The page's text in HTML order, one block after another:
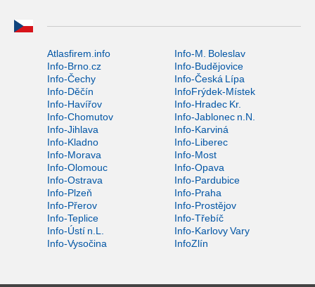
Atlasfirem.info
Info-M. Boleslav
Info-Brno.cz
Info-Budějovice
Info-Čechy
Info-Česká Lípa
Info-Děčín
InfoFrýdek-Místek
Info-Havířov
Info-Hradec Kr.
Info-Chomutov
Info-Jablonec n.N.
Info-Jihlava
Info-Karviná
Info-Kladno
Info-Liberec
Info-Morava
Info-Most
Info-Olomouc
Info-Opava
Info-Ostrava
Info-Pardubice
Info-Plzeň
Info-Praha
Info-Přerov
Info-Prostějov
Info-Teplice
Info-Třebíč
Info-Ústí n.L.
Info-Karlovy Vary
Info-Vysočina
InfoZlín